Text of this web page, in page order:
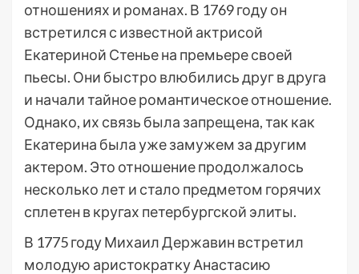
отношениях и романах. В 1769 году он
встретился с известной актрисой
Екатериной Стенье на премьере своей
пьесы. Они быстро влюбились друг в друга
и начали тайное романтическое отношение.
Однако, их связь была запрещена, так как
Екатерина была уже замужем за другим
актером. Это отношение продолжалось
несколько лет и стало предметом горячих
сплетен в кругах петербургской элиты.
В 1775 году Михаил Державин встретил
молодую аристократку Анастасию